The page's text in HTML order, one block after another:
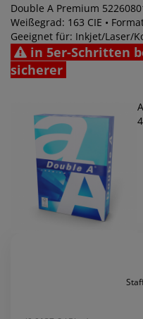
Double A Premium
Weißegrad: 163 CIE •
Geeignet für: Inkjet/Laser/
in 5er-Schritten
sicherer